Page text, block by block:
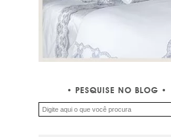
PESQUISE NO BLOG